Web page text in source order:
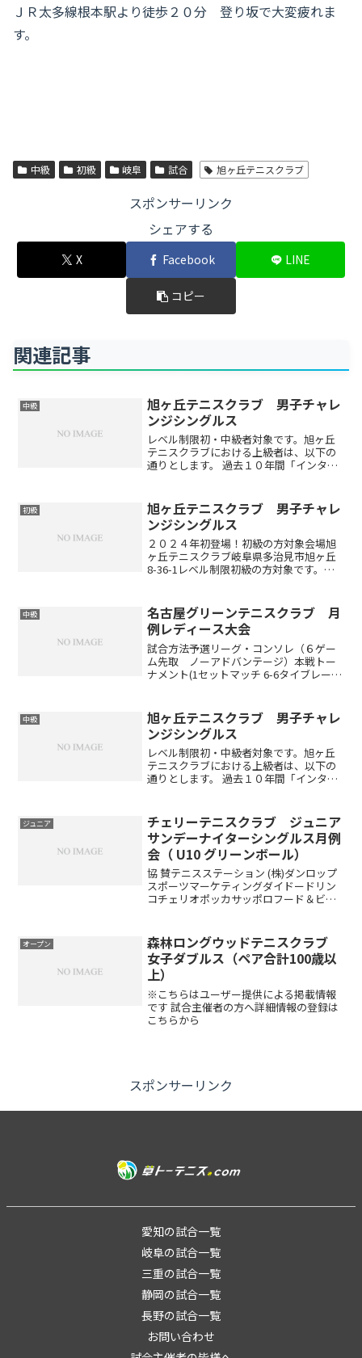
ＪＲ太多線根本駅より徒歩２０分 登り坂で大変疲れま
す。
中級 初級 岐阜 試合 旭ヶ丘テニスクラブ
スポンサーリンク
シェアする
X Facebook LINE
コピー
関連記事
中級
旭ヶ丘テニスクラブ 男子チャレ
ンジシングルス
レベル制限初・中級者対象です。旭ヶ丘
テニスクラブにおける上級者は、以下の
通りとします。 過去１０年間「インター
阜県選手権本戦有資格選手」 職業インス
トラクターアクセス...
初級
旭ヶ丘テニスクラブ 男子チャレ
ンジシングルス
２０２４年初登場！初級の方対象会場旭
ヶ丘テニスクラブ岐阜県多治見市旭ヶ丘
8-36-1レベル制限初級の方対象です。チ
い。エントリー代３，５００円（当日払
い）エントリー方法...
中級
名古屋グリーンテニスクラブ 月
例レディース大会
試合方法予選リーグ・コンソレ（６ゲー
ム先取 ノーアドバンテージ）本戦トー
ナメント(1セットマッチ 6-6タイブレー
して250ポイント ※勝敗によって下記ポ
イントが...
中級
旭ヶ丘テニスクラブ 男子チャレ
ンジシングルス
レベル制限初・中級者対象です。旭ヶ丘
テニスクラブにおける上級者は、以下の
通りとします。 過去１０年間「インター
阜県選手権本戦有資格選手」 職業インス
トラクターアクセス...
ジュニア
チェリーテニスクラブ ジュニア
サンデーナイターシングルス月例
会（ U10 グリーンボール）
協 賛テニスステーション (株)ダンロップ
スポーツマーケティングダイドードリン
コチェリオポッカサッポロフード＆ビバ
ョン有りますチャレンジマッチも行うの
で最低３試合はで...
オープン
森林ロングウッドテニスクラブ
女子ダブルス（ペア合計100歳以
上）
※こちらはユーザー提供による掲載情報
です 試合主催者の方へ詳細情報の登録は
こちらから
スポンサーリンク
愛知の試合一覧
岐阜の試合一覧
三重の試合一覧
静岡の試合一覧
長野の試合一覧
お問い合わせ